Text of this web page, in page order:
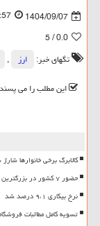
1404/09/07
0.0
/ 5
تگهای خبر:
ارز ,
این مطلب را می
کالابرگ برخی خانوارها
حضور ۷ کشور در بزرگترین پلتفرم تبادلات تجاری حوزه ساخت وساز
نرخ بیکاری ۹،۱ درصد شد
تسویه کامل مطالبات